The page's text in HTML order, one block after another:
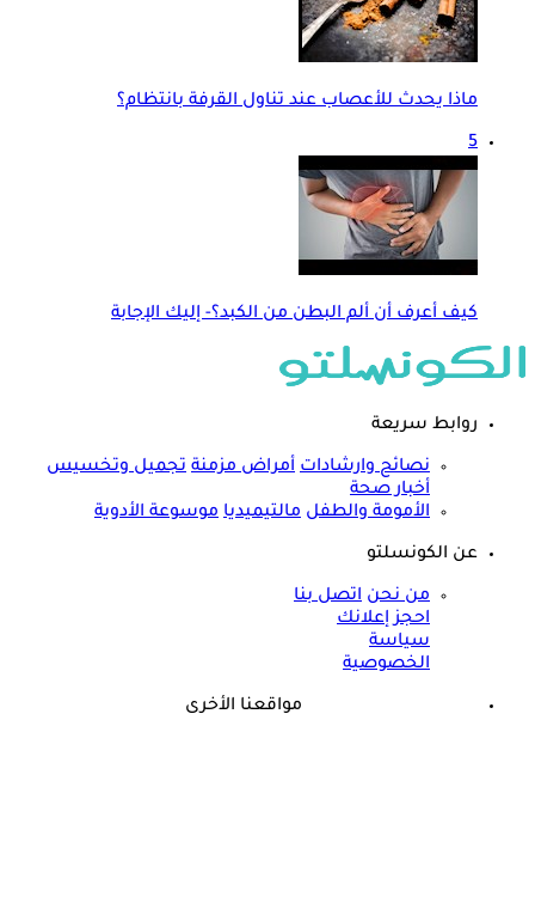
ماذا يحدث للأعصاب عند تناول القرفة بانتظام؟
5
كيف أعرف أن ألم البطن من الكبد؟- إليك الإجابة
روابط سريعة
نصائح وارشادات أمراض مزمنة تجميل وتخسيس
أخبار صحة
الأمومة والطفل مالتيميديا موسوعة الأدوية
عن الكونسلتو
من نحن اتصل بنا
احجز إعلانك
سياسة
الخصوصية
مواقعنا الأخرى